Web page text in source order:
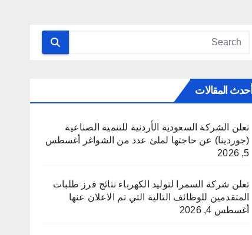
أحدث المقالات
تعلن الشركة السعودية الأردنية للتنمية الصناعية
(جوردينا) عن حاجتها لملئ عدد من الشواغر
أغسطس
5, 2026
تعلن شركة السمرا لتوليد الكهرباء نتائج فرز طلبات
المتقدمين للوظائف التالية التي تم الاعلان عنها
أغسطس 4, 2026